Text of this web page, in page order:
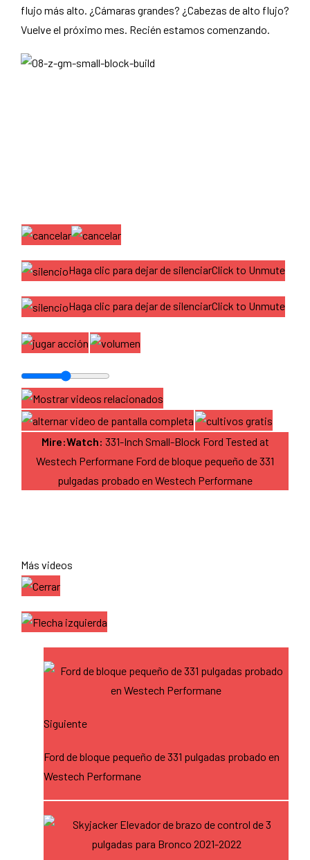
flujo más alto. ¿Cámaras grandes? ¿Cabezas de alto flujo?
Vuelve el próximo mes. Recién estamos comenzando.
Haga clic para dejar de silenciarClick to Unmute
Haga clic para dejar de silenciarClick to Unmute
Mire:Watch: 331-Inch Small-Block Ford Tested at
Westech Performane Ford de bloque pequeño de 331
pulgadas probado en Westech Performane
Más videos
Siguiente
Ford de bloque pequeño de 331 pulgadas probado en
Westech Performane